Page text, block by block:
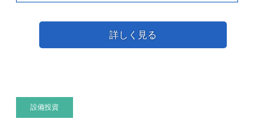
詳しく見る
設備投資